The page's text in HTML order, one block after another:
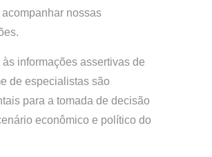
nossas
às informações assertivas de
de especialistas são
para a tomada de decisão
econômico e político do